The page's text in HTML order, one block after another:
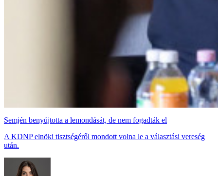
Semjén benyújtotta a lemondását, de nem fogadták el
A KDNP elnöki tisztségéről mondott volna le a választási vereség
után.